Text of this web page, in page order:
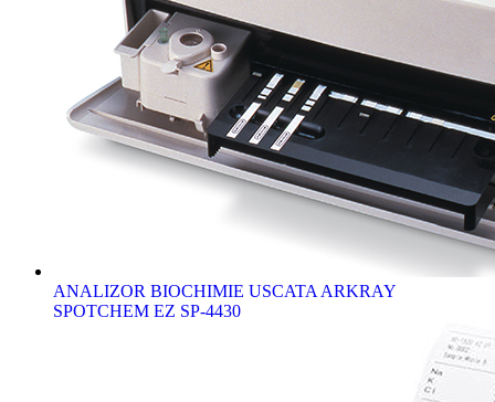
ANALIZOR BIOCHIMIE USCATA ARKRAY
SPOTCHEM EZ SP-4430